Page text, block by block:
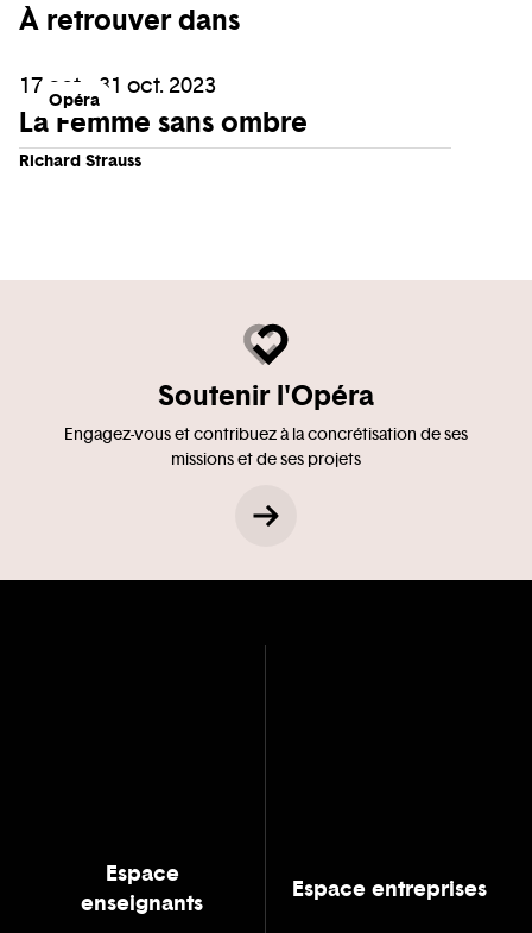
À retrouver dans
Opéra
17 oct. - 31 oct. 2023
La Femme sans ombre
Richard Strauss
Soutenir l'Opéra
Engagez-vous et contribuez à la concrétisation de ses
missions et de ses projets
Espace
enseignants
Espace entreprises